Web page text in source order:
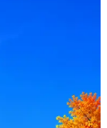
вилка, каналы